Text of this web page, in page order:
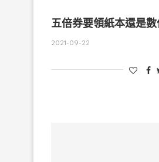
五倍券要領紙本還是
2021-09-22